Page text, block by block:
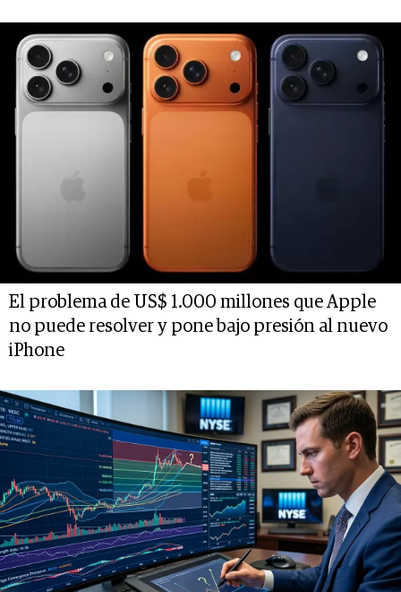
El problema de US$ 1.000 millones que Apple
no puede resolver y pone bajo presión al nuevo
iPhone